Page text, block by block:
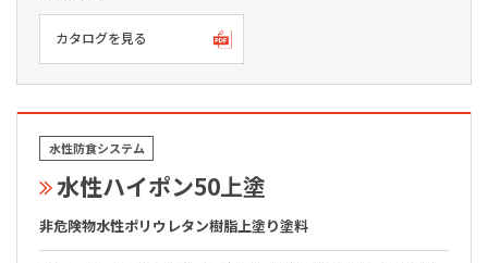
カタログを見る
水性防食システム
水性ハイポン50上塗
非危険物水性ポリウレタン樹脂上塗り塗料